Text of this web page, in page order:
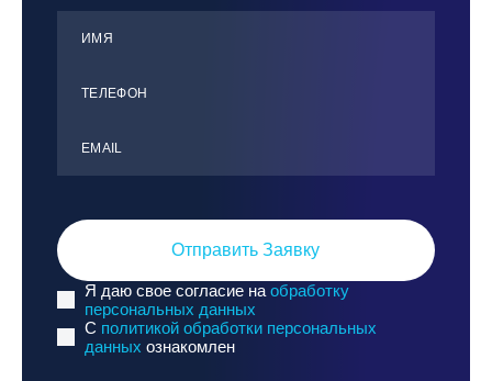
ИМЯ
ТЕЛЕФОН
ЕMАIL
Отправить Заявку
Я даю свое согласие на обработку
персональных данных
C политикой обработки персональных
данных ознакомлен